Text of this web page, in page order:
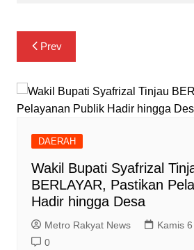
Navigasi
pos
Prev
DAERAH
Wakil Bupati Syafrizal
BERLAYAR, Pastikan
Hadir hingga Desa
Metro Rakyat News
Kamis
0